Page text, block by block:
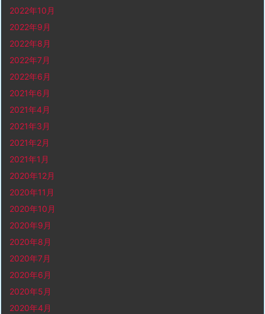
2022年10月
2022年9月
2022年8月
2022年7月
2022年6月
2021年6月
2021年4月
2021年3月
2021年2月
2021年1月
2020年12月
2020年11月
2020年10月
2020年9月
2020年8月
2020年7月
2020年6月
2020年5月
2020年4月